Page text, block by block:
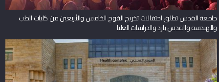
جامعة القدس تطلق احتفالات تخريج الفوج الخامس والأربعين من كليات الطب
والهندسة والقدس بارد والدراسات العليا